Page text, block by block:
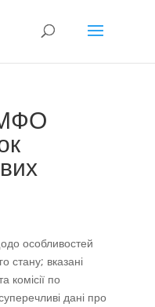
МФО
особливостей
стану; вказані
комісії по
дані про